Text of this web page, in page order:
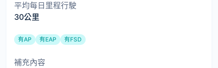
平均每日里程行駛
30公里
有AP 有EAP 有FSD
補充內容